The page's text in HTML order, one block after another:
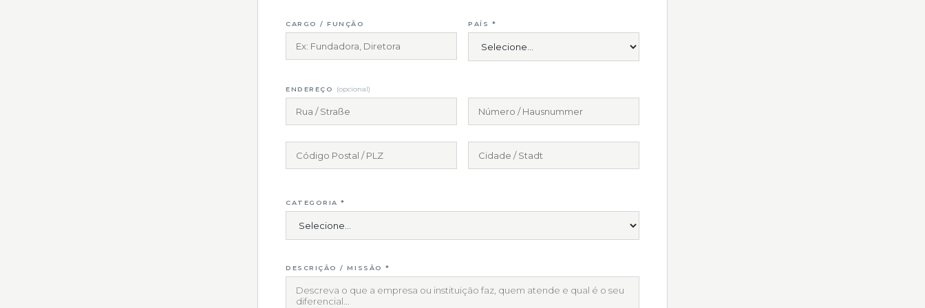
CARGO / FUNÇÃO PAÍS *
ENDEREÇO (opcional)
CATEGORIA *
DESCRIÇÃO / MISSÃO *